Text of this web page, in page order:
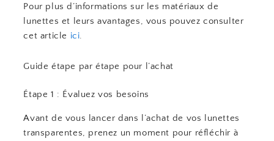
Pour plus d’informations sur les matériaux de
lunettes et leurs avantages, vous pouvez consulter
cet article ici.
Guide étape par étape pour l’achat
Étape 1 : Évaluez vos besoins
Avant de vous lancer dans l’achat de vos lunettes
transparentes, prenez un moment pour réfléchir à